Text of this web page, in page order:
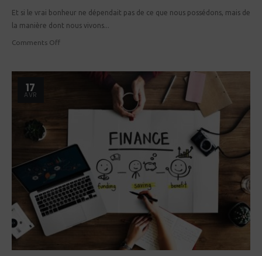
Et si le vrai bonheur ne dépendait pas de ce que nous possédons, mais de
la manière dont nous vivons...
Comments Off
17
AVR